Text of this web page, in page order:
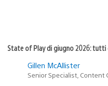
State of Play di giugno 2026: tutti
Gillen McAllister
Senior Specialist, Content